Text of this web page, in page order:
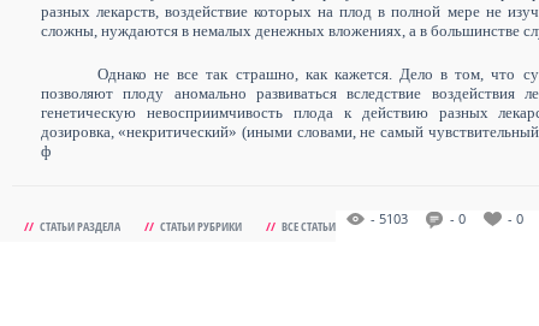
разных лекарств, воздействие которых на плод в полной мере не
сложны, нуждаются в немалых денежных вложениях, а в большинстве
Однако не все так страшно, как кажется. Дело в том, что
позволяют плоду аномально развиваться вследствие
генетическую невосприимчивость плода к действию разных
дозировка, «некритический» (иными словами, не самый
ф
// СТАТЬИ РАЗДЕЛА // СТАТЬИ РУБРИКИ // ВСЕ СТАТЬИ - 5103 - 0 - 0